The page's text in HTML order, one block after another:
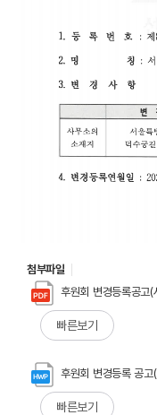
첨부파일
후원회 변경등록공고
빠른보기
후원회 변경등록 공
빠른보기